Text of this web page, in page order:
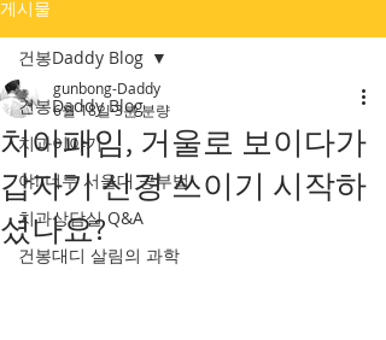
게시물
건봉Daddy Blog
치과이야기
야! 너두 서울대 공부법
치과상담실 Q&A
건봉대디 살림의 과학
건봉Daddy Blog
치아패임, 거울로 보이다가
갑자기 신경 쓰이기 시작하
셨나요?
gunbong-Daddy
6월 18일3분 분량